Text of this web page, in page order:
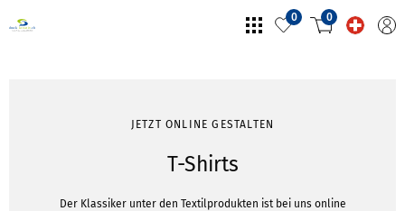
0 0
JETZT ONLINE GESTALTEN
T-Shirts
Der Klassiker unter den Textilprodukten ist bei uns online